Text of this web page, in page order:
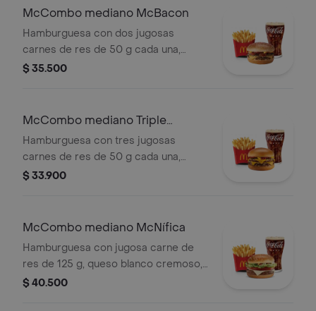
Mac™, en pan dorado con ajonjolí.
medianas y bebida mediana a
elección.
McCombo mediano McBacon
Hamburguesa con dos jugosas
carnes de res de 50 g cada una,
tocineta ahumada, cebolla, queso
Acompañada de papas fritas
medianas y bebida mediana a
elección.
$ 35.500
McCombo mediano Triple
Hamburguesa con Queso
Hamburguesa con tres jugosas
carnes de res de 50 g cada una,
doble queso cheddar cremoso,
Acompañada de papas fritas
elección.
$ 33.900
McCombo mediano McNífica
Hamburguesa con jugosa carne de
res de 125 g, queso blanco cremoso,
cebolla, tomate fresco, lechuga, salsa
$ 40.500